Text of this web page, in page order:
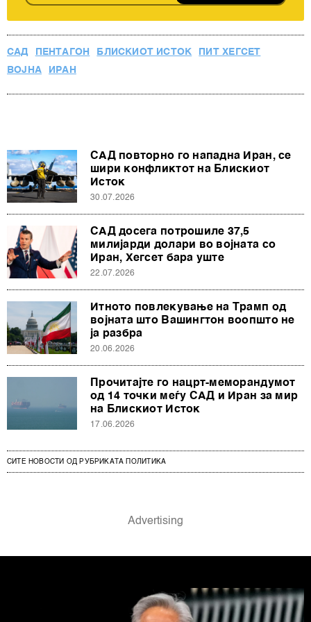
нашатаПолитика на приватност, а за колачињата и
други слични технологии воПолитиката на
колачиња. Колачињата во кој било момент можете
повторно да ги ажурирате со клик на „Прикажи ги
деталите“. Согласноста можете во кој било момент да
САД ПЕНТАГОН БЛИСКИОТ ИСТОК
ПИТ ХЕГСЕТ
ВОЈНА
ИРАН
САД повторно го нападна Иран, се
шири конфликтот на Блискиот
Исток
30.07.2026
САД досега потрошиле 37,5
милијарди долари во војната со
Иран, Хегсет бара уште
22.07.2026
Итното повлекување на Трамп од
војната што Вашингтон воопшто не
ја разбра
20.06.2026
Прочитајте го нацрт-меморандумот
од 14 точки меѓу САД и Иран за мир
на Блискиот Исток
17.06.2026
СИТЕ НОВОСТИ ОД РУБРИКАТА ПОЛИТИКА